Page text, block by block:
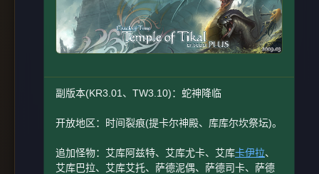
副版本(KR3.01、TW3.10)：蛇神降临
开放地区：时间裂痕(提卡尔神殿、库库尔坎祭坛)。
追加怪物：艾库阿兹特、艾库尤卡、艾库卡伊拉、
艾库巴拉、艾库艾托、萨德泥偶、萨德司卡、萨德